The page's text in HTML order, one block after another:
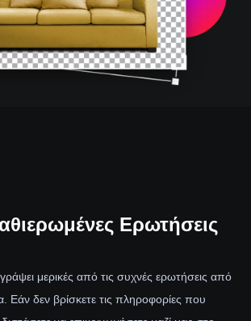
Ερωτήσεις
μερικές από τις συχνές ερωτήσεις από
Εάν δεν βρίσκετε τις πληροφορίες που